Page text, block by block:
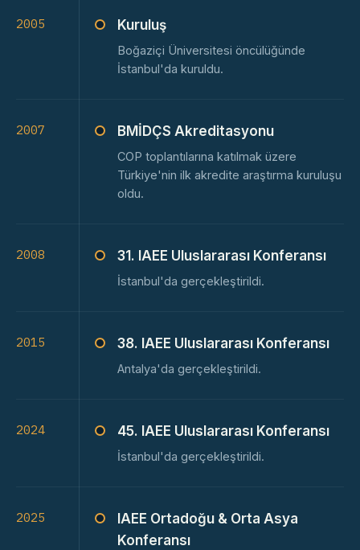
2005 Kuruluş
Boğaziçi Üniversitesi öncülüğünde
İstanbul'da kuruldu.
2007 BMİDÇS Akreditasyonu
COP toplantılarına katılmak üzere
Türkiye'nin ilk akredite araştırma kuruluşu
oldu.
2008 31. IAEE Uluslararası Konferansı
İstanbul'da gerçekleştirildi.
2015 38. IAEE Uluslararası Konferansı
Antalya'da gerçekleştirildi.
2024 45. IAEE Uluslararası Konferansı
İstanbul'da gerçekleştirildi.
2025
IAEE Ortadoğu & Orta Asya
Konferansı